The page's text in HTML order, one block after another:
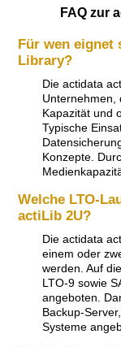
FAQ zur
Für wen eignet
Library?
Die actidata
Unternehmen,
Kapazität und
Typische
Konzepte.
Welche LTO-
actiLib 2U?
Die actidata
einem oder
werden. Auf
LTO-9 sowie
angeboten.
Backup-
Systeme